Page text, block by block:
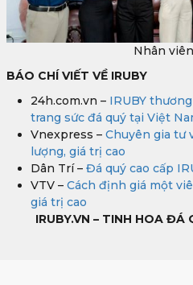
Nhân
BÁO CHÍ VIẾT VỀ IRUBY
24h.com.vn – IRUBY
trang sức đá quý tại Việt
Vnexpress – Chuyên gia tư
lượng, giá trị cao
Dân Trí – Đá quý cao cấp
VTV – Cách định giá một
giá trị cao
IRUBY.VN – TINH HOA ĐÁ